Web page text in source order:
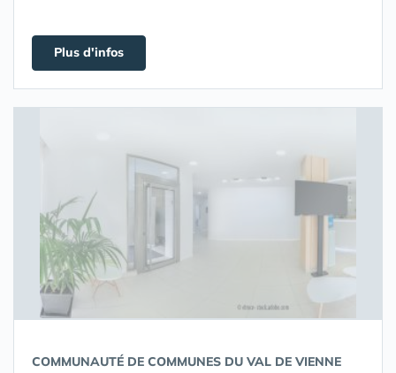
Plus d'infos
COMMUNAUTÉ DE COMMUNES DU VAL DE VIENNE